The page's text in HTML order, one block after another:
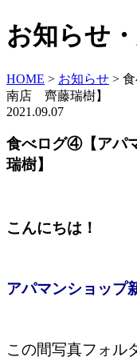
お知らせ
HOME > お知らせ >
南店 齊藤瑞樹】
2021.09.07
食べログ④【アパ
瑞樹】
こんにちは！
アパマンショップ
この間写真フォル